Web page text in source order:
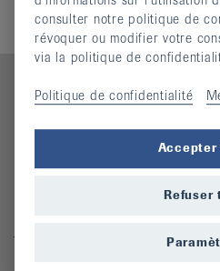
Contact
Ligue jurassienne contre le
Téléphone : 032 466 63 61
consulter notre politique de
révoquer ou modifier votre
via la politique de
Politique de confidentialité
Accepter
Refuser